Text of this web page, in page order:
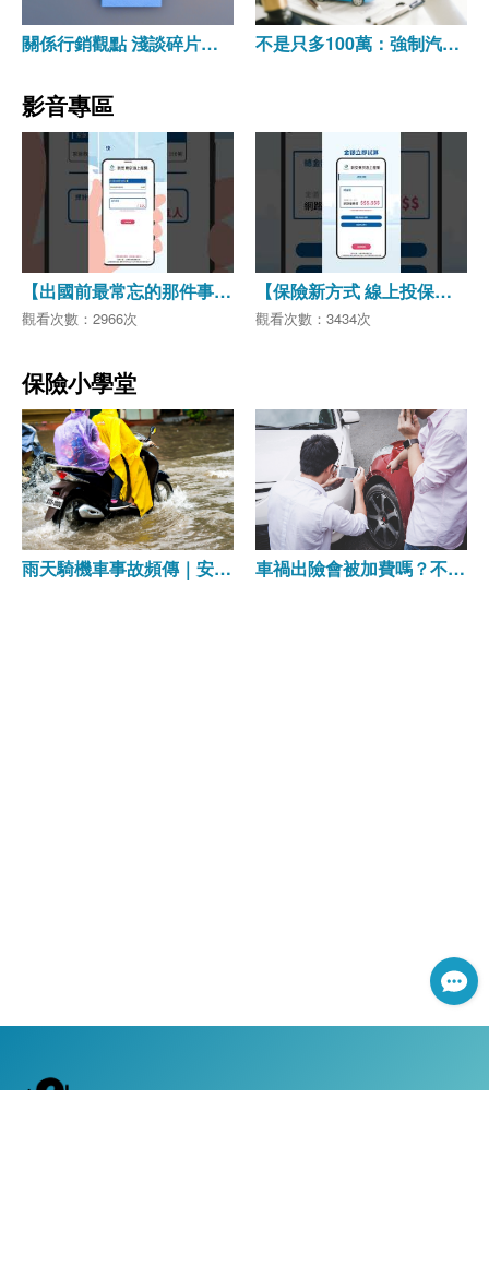
關係行銷觀點 淺談碎片化
不是只多100萬：強制汽機
影音專區
【出國前最常忘的那件事
旅平險可以線上買啦！】
觀看次數：2966次
【保險新方式 線上投保其
實很簡單】
觀看次數：3434次
保險小學堂
雨天騎機車事故頻傳｜安全
車禍出險會被加費嗎？不一